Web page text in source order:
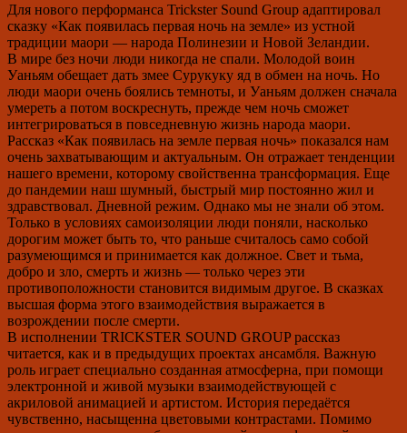
Для нового перформанса Trickster Sound Group адаптировал
сказку «Как появилась первая ночь на земле» из устной
традиции маори — народа Полинезии и Новой Зеландии.
В мире без ночи люди никогда не спали. Молодой воин
Уаньям обещает дать змее Сурукуку яд в обмен на ночь. Но
люди маори очень боялись темноты, и Уаньям должен сначала
умереть а потом воскреснуть, прежде чем ночь сможет
интегрироваться в повседневную жизнь народа маори.
Рассказ «Как появилась на земле первая ночь» показался нам
очень захватывающим и актуальным. Он отражает тенденции
нашего времени, которому свойственна трансформация. Еще
до пандемии наш шумный, быстрый мир постоянно жил и
здравствовал. Дневной режим. Однако мы не знали об этом.
Только в условиях самоизоляции люди поняли, насколько
дорогим может быть то, что раньше считалось само собой
разумеющимся и принимается как должное. Свет и тьма,
добро и зло, смерть и жизнь — только через эти
противоположности становится видимым другое. В сказках
высшая форма этого взаимодействия выражается в
возрождении после смерти.
В исполнении TRICKSTER SOUND GROUPрассказ
читается, как и в предыдущих проектах ансамбля. Важную
роль играет специально созданная атмосферна, при помощи
электронной и живой музыки взаимодействующей с
акриловой анимацией и артистом. История передаётся
чувственно, насыщенна цветовыми контрастами. Помимо